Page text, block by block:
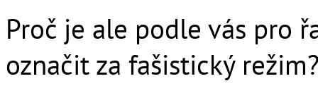
Proč je ale podle vás pro
označit za fašistický